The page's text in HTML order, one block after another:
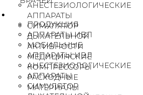
АНЕСТЕЗИОЛОГИЧЕСКИЕ
АППАРАТЫ
СИМУЛЯТОР
ДЫХАТЕЛЬНОЙ
АКТИВНОСТИ
МЕДИЦИНСКИЕ
КОМПРЕССОРЫ
РАСХОДНЫЕ
МАТЕРИАЛЫ
ПРОДУКЦИЯ
АППАРАТЫ ИВЛ
МОБИЛЬНЫЕ
АППАРАТЫ ИВЛ
АНЕСТЕЗИОЛОГИЧЕСКИЕ
АППАРАТЫ
СИМУЛЯТОР